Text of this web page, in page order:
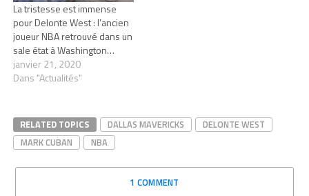
La tristesse est immense
pour Delonte West : l’ancien
joueur NBA retrouvé dans un
sale état à Washington…
janvier 21, 2020
Dans "Actualités"
RELATED TOPICS DALLAS MAVERICKS
DELONTE WEST
MARK CUBAN
NBA
1 COMMENT